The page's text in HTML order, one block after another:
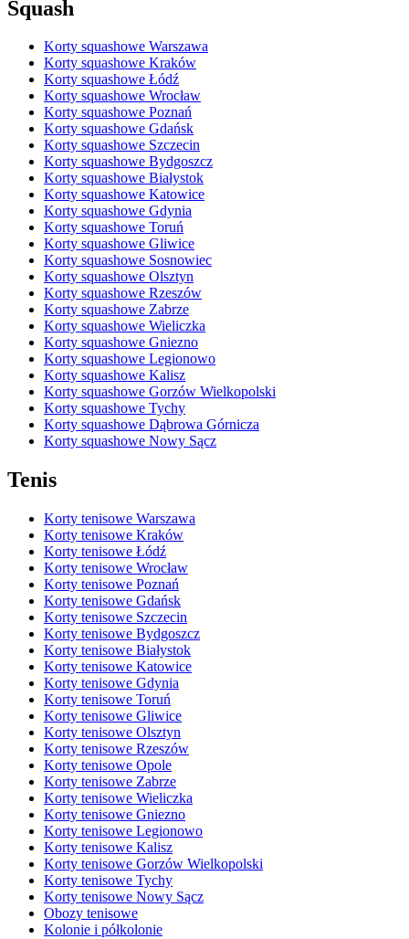
Squash
Korty squashowe Warszawa
Korty squashowe Kraków
Korty squashowe Łódź
Korty squashowe Wrocław
Korty squashowe Poznań
Korty squashowe Gdańsk
Korty squashowe Szczecin
Korty squashowe Bydgoszcz
Korty squashowe Białystok
Korty squashowe Katowice
Korty squashowe Gdynia
Korty squashowe Toruń
Korty squashowe Gliwice
Korty squashowe Sosnowiec
Korty squashowe Olsztyn
Korty squashowe Rzeszów
Korty squashowe Zabrze
Korty squashowe Wieliczka
Korty squashowe Gniezno
Korty squashowe Legionowo
Korty squashowe Kalisz
Korty squashowe Gorzów Wielkopolski
Korty squashowe Tychy
Korty squashowe Dąbrowa Górnicza
Korty squashowe Nowy Sącz
Tenis
Korty tenisowe Warszawa
Korty tenisowe Kraków
Korty tenisowe Łódź
Korty tenisowe Wrocław
Korty tenisowe Poznań
Korty tenisowe Gdańsk
Korty tenisowe Szczecin
Korty tenisowe Bydgoszcz
Korty tenisowe Białystok
Korty tenisowe Katowice
Korty tenisowe Gdynia
Korty tenisowe Toruń
Korty tenisowe Gliwice
Korty tenisowe Olsztyn
Korty tenisowe Rzeszów
Korty tenisowe Opole
Korty tenisowe Zabrze
Korty tenisowe Wieliczka
Korty tenisowe Gniezno
Korty tenisowe Legionowo
Korty tenisowe Kalisz
Korty tenisowe Gorzów Wielkopolski
Korty tenisowe Tychy
Korty tenisowe Nowy Sącz
Obozy tenisowe
Kolonie i półkolonie